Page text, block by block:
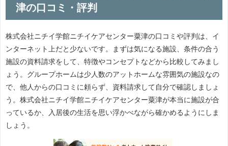
津の口コミ・評判
株式会社ニチイ学館ニチイケアセンター粟津の口コミや評判は、イ
ンターネット上だと少ないです。まずは気になる施設、条件の合う
施設の資料請求をして、特徴やコンセプトなどから比較してみまし
ょう。グループホームは少人数のアットホームな雰囲気の施設なの
で、他人からの口コミに頼らず、資料請求して自分で確認しましょ
う。株式会社ニチイ学館ニチイケアセンター粟津が本当に施設が合
っているか、入居後の生活を思い浮かべながら確かめるようにしま
しょう。